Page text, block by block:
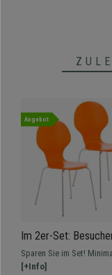
Angebot
Im 2er-Set:
CARVALLO,
stapelbar, Farbe
Sparen Sie im Set!
Stühle, die perfekt in
[+Info]